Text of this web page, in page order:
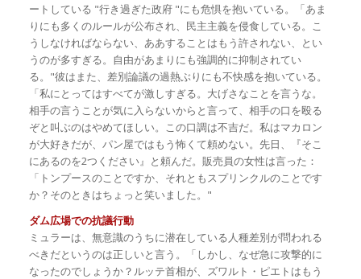
ートしている "行き過ぎた政府 "にも危惧を抱いている。「あま
りにも多くのルールが公布され、民主主義を侵食している。こ
うしなければならない、ああすることはもう許されない、とい
うのが多すぎる。自由があまりにも強調的に抑制されてい
る。"彼はまた、差別論議の過熱ぶりにも不快感を抱いている。
「私にとってはすべてが激しすぎる。大げさなことを言うな。
相手の言うことが気に入らないからと言って、相手の口を殴る
ぞと叫ぶのはやめてほしい。この口調は不吉だ。私はマカロン
が大好きだが、パン屋ではもう怖くて頼めない。先日、『そこ
にあるのを2つください』と頼んだ。販売員の女性は言った：
「トンプースのことですか、それともスプリンクルのことです
か？そのときはちょっと笑いました。"
ダム広場での抗議行動
ミュラーは、無意識のうちに潜在している人種差別が問われる
べきだというのは正しいと言う。「しかし、なぜ急に攻撃的に
なったのでしょうか？ルッテ首相が、ズワルト・ピエトはもう